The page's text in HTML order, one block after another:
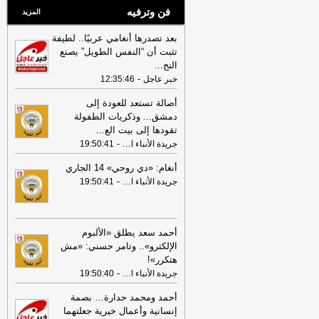
فن وترفيه المزيد
بعد تصدرها أنغامي عربيًا.. لطيفة
تثبت أن “النفس الطويل” يصنع
النج...
خبر عاجل -
12:35:46
أصالة تستعد للعودة إلى
دمشق... وذكريات الطفولة
تقودها إلى بيت الع...
جريدة الأنباء ا ...
-
19:50:41
أنغام: «دي روحي» 14 الجاري
جريدة الأنباء ا ...
-
19:50:41
أحمد سعد يطلق «الألبوم
الإلكترو».. وتامر حسني: «مش
هتكرر»!
جريدة الأنباء ا ...
-
19:50:40
أحمد ومحمد حدارة… بصمة
إنسانية وأعمال خيرية جعلتهما